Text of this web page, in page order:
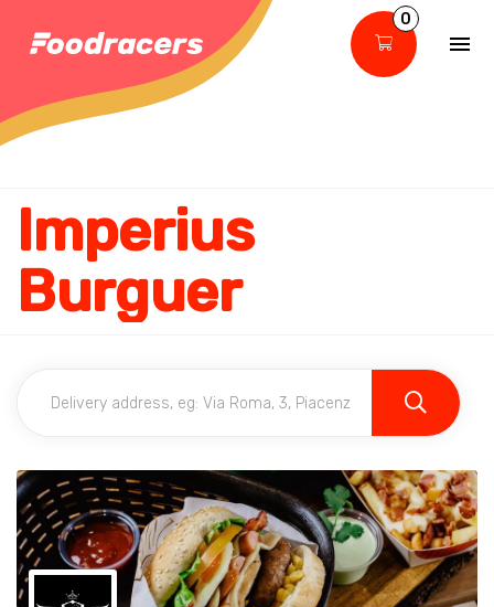
0
Imperius
Burguer